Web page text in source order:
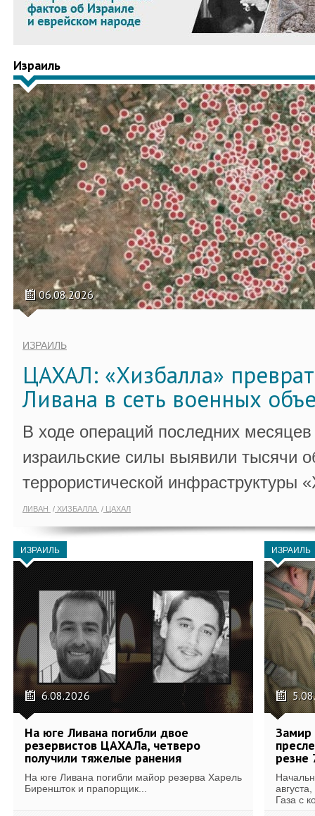
Израиль
06.08.2026
ИЗРАИЛЬ
ЦАХАЛ: «Хизбалла»
Ливана в сеть военных
В ходе операций последних
израильские силы выявили тысячи
террористической инфраструктуры
ЛИВАН ХИЗБАЛЛА ЦАХАЛ
ИЗРАИЛЬ
6.08.2026
На юге Ливана погибли двое
резервистов ЦАХАЛа, четверо
получили тяжелые ранения
На юге Ливана погибли майор резерва Харель
Биреншток и прапорщик...
ИЗРАИЛЬ
Замир
резне
Газа с